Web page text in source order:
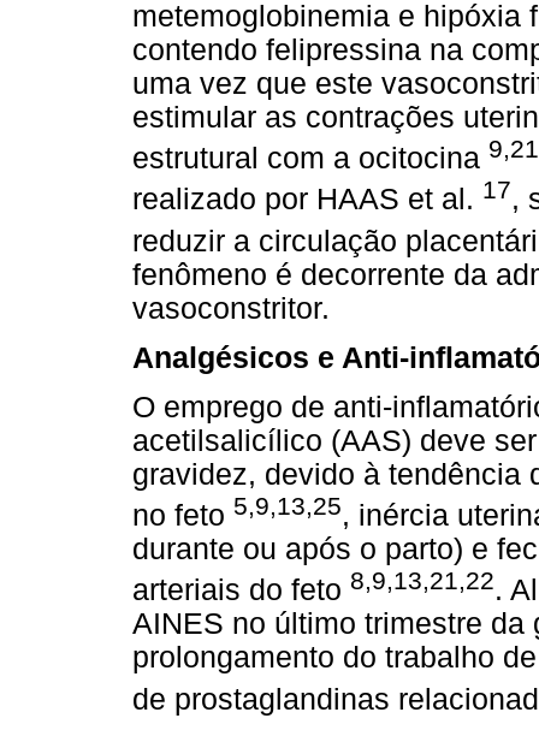
metemoglobinemia e hipóxia
contendo felipressina na
uma vez que este
estimular as contrações
estrutural com a ocitocina
realizado por HAAS et al. 17,
reduzir a circulação
fenômeno é decorrente da
vasoconstritor.
Analgésicos e Anti-
O emprego de anti-
acetilsalicílico (AAS) deve
gravidez, devido à tendência
no feto 5,9,13,25, inércia
durante ou após o parto) e
arteriais do feto 8,9,13,21,22.
AINES no último trimestre
prolongamento do trabalho
de prostaglandinas